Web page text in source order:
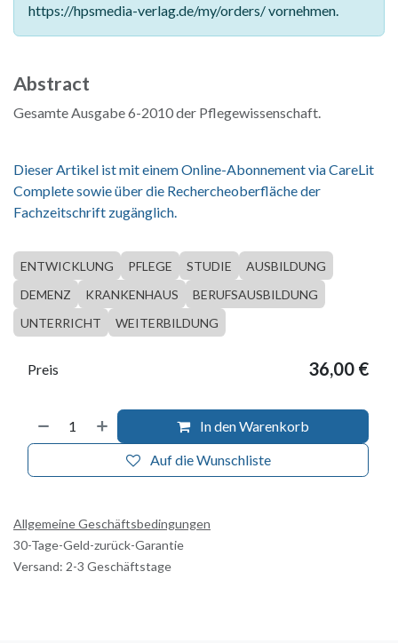
https://hpsmedia-verlag.de/my/orders/ vornehmen.
Abstract
Gesamte Ausgabe 6-2010 der Pflegewissenschaft.
Dieser Artikel ist mit einem Online-Abonnement via CareLit
Complete sowie über die Rechercheoberfläche der
Fachzeitschrift zugänglich.
ENTWICKLUNG PFLEGE STUDIE
AUSBILDUNG
DEMENZ
KRANKENHAUS
BERUFSAUSBILDUNG
UNTERRICHT
WEITERBILDUNG
In den Warenkorb
Auf die Wunschliste
Preis 36,00 €
Allgemeine Geschäftsbedingungen
30-Tage-Geld-zurück-Garantie
Versand: 2-3 Geschäftstage